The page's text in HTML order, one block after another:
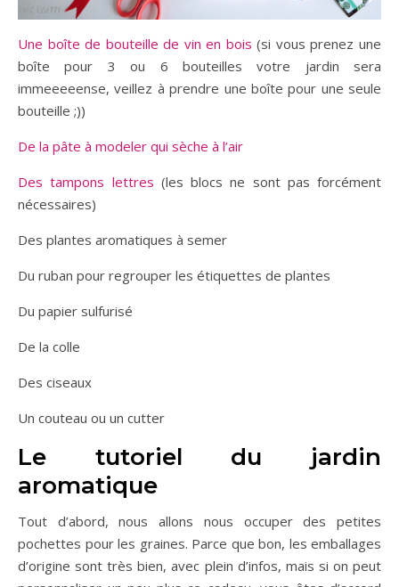
Une boîte de bouteille de vin en bois (si vous prenez une
boîte pour 3 ou 6 bouteilles votre jardin sera
immeeeeense, veillez à prendre une boîte pour une seule
bouteille ;))
De la pâte à modeler qui sèche à l’air
Des tampons lettres (les blocs ne sont pas forcément
nécessaires)
Des plantes aromatiques à semer
Du ruban pour regrouper les étiquettes de plantes
Du papier sulfurisé
De la colle
Des ciseaux
Un couteau ou un cutter
Le tutoriel du jardin
aromatique
Tout d’abord, nous allons nous occuper des petites
pochettes pour les graines. Parce que bon, les emballages
d’origine sont très bien, avec plein d’infos, mais si on peut